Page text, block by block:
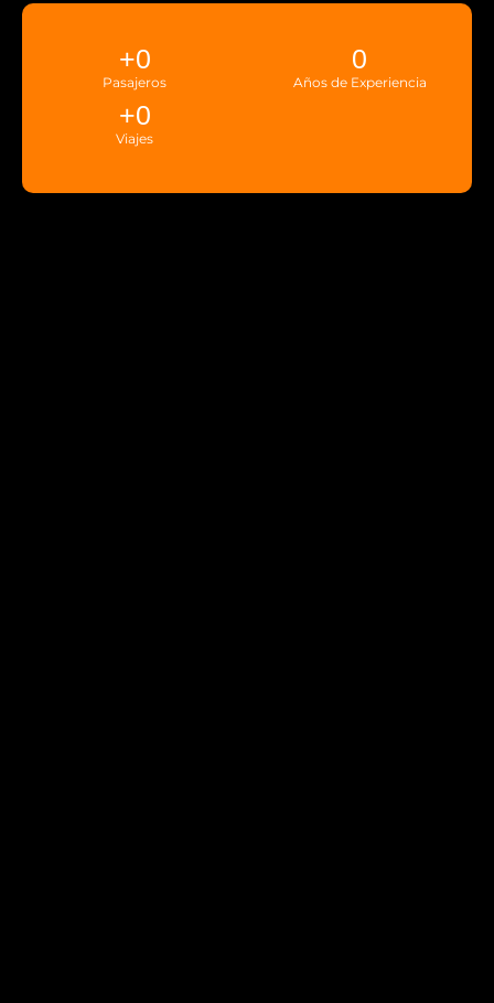
Pasajeros
+0
Años de Experiencia
0
Viajes
+0